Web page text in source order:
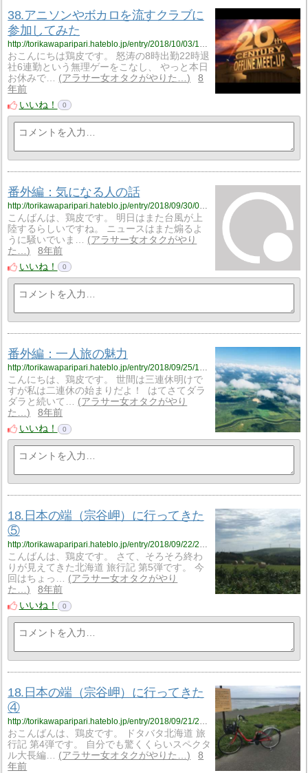
38.アニソンやボカロを流すクラブに
参加してみた
おこんにちは鶏皮です。 怒涛の8時出勤22時退
社6連勤という無理ゲーをこなし、 やっと本日
お休みで…
アラサー女オタクがやりた…
8
年前
いいね！
0
番外編：気になる人の話
http://torikawaparipari.hateblo.jp/entry/2018/09/30/031413
こんばんは、鶏皮です。 明日はまた台風が上
陸するらしいですね。 ニュースはまた煽るよ
うに騒いでいま…
アラサー女オタクがやり
た…
8年前
いいね！
0
番外編：一人旅の魅力
http://torikawaparipari.hateblo.jp/entry/2018/09/25/175136
こんにちは、鶏皮です。 世間は三連休明けで
すが私は二連休の始まりだよ！ はてさてダラ
ダラと続いて…
アラサー女オタクがやり
た…
8年前
いいね！
0
18.日本の端（宗谷岬）に行ってきた
⑤
http://torikawaparipari.hateblo.jp/entry/2018/09/22/235038
こんばんは、鶏皮です。 さて、そろそろ終わ
りが見えてきた北海道 旅行記 第5弾です。 今
回はちょっ…
アラサー女オタクがやり
た…
8年前
いいね！
0
18.日本の端（宗谷岬）に行ってきた
④
http://torikawaparipari.hateblo.jp/entry/2018/09/21/204619
おこんばんは、鶏皮です。 ドタバタ北海道 旅
行記 第4弾です。 自分でも驚くくらいスペクタ
ル大長編…
アラサー女オタクがやりた…
8
年前